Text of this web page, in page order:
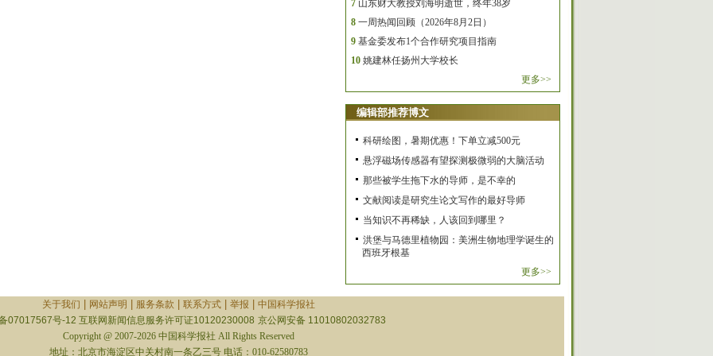
7 山东财大教授刘海明逝世，终年38岁
8 一周热闻回顾（2026年8月2日）
9 基金委发布1个合作研究项目指南
10 姚建林任扬州大学校长
更多>>
编辑部推荐博文
科研绘图，暑期优惠！下单立减500元
悬浮磁场传感器有望探测极微弱的大脑活动
那些被学生拖下水的导师，是不幸的
文献阅读是研究生论文写作的最好导师
当知识不再稀缺，人该回到哪里？
洪堡与马德里植物园：美洲生物地理学诞生的
西班牙根基
更多>>
关于我们 网站声明 服务条款 联系方式| 举报
中国科学报社
07017567号-12 互联网新闻信息服务许可证10120230008 京公网安备 11010802032783
Copyright @ 2007-2026 中国科学报社 All Rights Reserved
地址：北京市海淀区中关村南一条乙三号 电话：010-62580783